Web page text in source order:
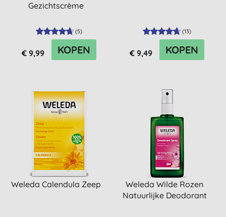
Gezichtscrème
(5)
€ 9,99 KOPEN
(13)
€ 9,49 KOPEN
Weleda Calendula Zeep
Weleda Wilde Rozen
Natuurlijke Deodorant